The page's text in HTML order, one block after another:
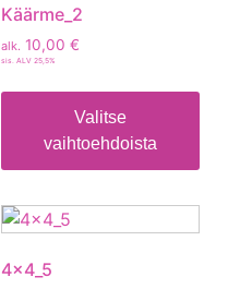
Käärme_2
alk. 10,00 €
sis. ALV 25,5%
Valitse
vaihtoehdoista
4x4_5